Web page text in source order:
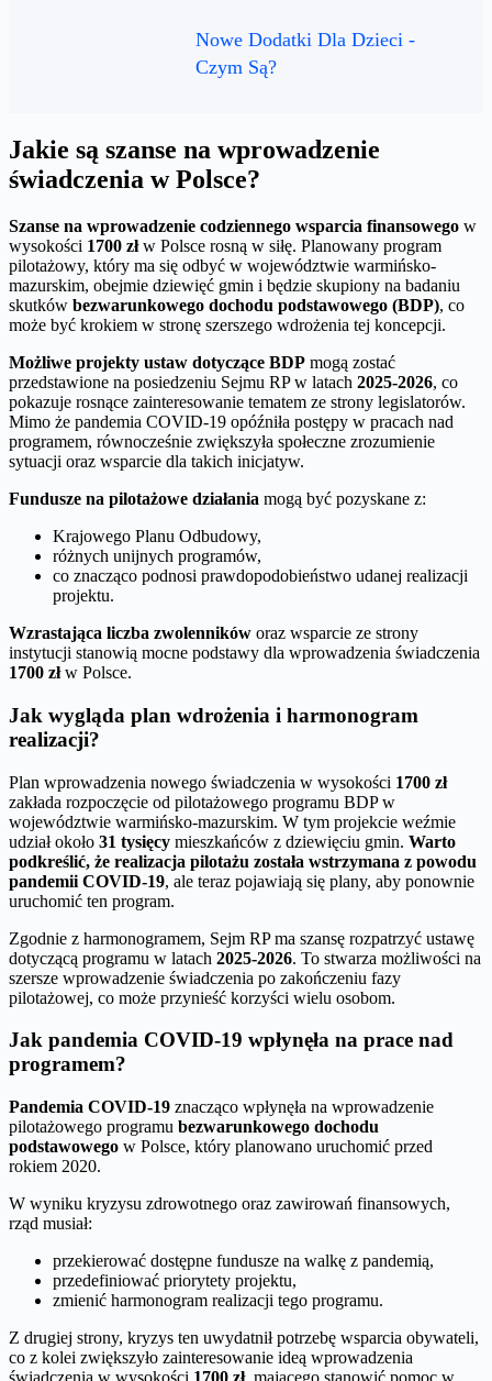
Nowe Dodatki Dla Dzieci -
Czym Są?
Jakie są szanse na wprowadzenie
świadczenia w Polsce?
Szanse na wprowadzenie codziennego wsparcia finansowego w
wysokości 1700 złw Polsce rosną w siłę. Planowany program
pilotażowy, który ma się odbyć w województwie warmińsko-
mazurskim, obejmie dziewięć gmin i będzie skupiony na badaniu
skutków bezwarunkowego dochodu podstawowego (BDP), co
może być krokiem w stronę szerszego wdrożenia tej koncepcji.
Możliwe projekty ustaw dotyczące BDP mogą zostać
przedstawione na posiedzeniu Sejmu RP w latach 2025-2026, co
pokazuje rosnące zainteresowanie tematem ze strony legislatorów.
Mimo że pandemia COVID-19 opóźniła postępy w pracach nad
programem, równocześnie zwiększyła społeczne zrozumienie
sytuacji oraz wsparcie dla takich inicjatyw.
Fundusze na pilotażowe działania mogą być pozyskane z:
Krajowego Planu Odbudowy,
różnych unijnych programów,
co znacząco podnosi prawdopodobieństwo udanej realizacji
projektu.
Wzrastająca liczba zwolenników oraz wsparcie ze strony
instytucji stanowią mocne podstawy dla wprowadzenia świadczenia
1700 złw Polsce.
Jak wygląda plan wdrożenia i harmonogram
realizacji?
Plan wprowadzenia nowego świadczenia w wysokości 1700 zł
zakłada rozpoczęcie od pilotażowego programu BDP w
województwie warmińsko-mazurskim. W tym projekcie weźmie
udział około 31 tysięcy mieszkańców z dziewięciu gmin. Warto
podkreślić, że realizacja pilotażu została wstrzymana z powodu
pandemii COVID-19, ale teraz pojawiają się plany, aby ponownie
uruchomić ten program.
Zgodnie z harmonogramem, Sejm RP ma szansę rozpatrzyć ustawę
dotyczącą programu w latach 2025-2026. To stwarza możliwości na
szersze wprowadzenie świadczenia po zakończeniu fazy
pilotażowej, co może przynieść korzyści wielu osobom.
Jak pandemia COVID-19 wpłynęła na prace nad
programem?
Pandemia COVID-19 znacząco wpłynęła na wprowadzenie
pilotażowego programu bezwarunkowego dochodu
podstawowego w Polsce, który planowano uruchomić przed
rokiem 2020.
W wyniku kryzysu zdrowotnego oraz zawirowań finansowych,
rząd musiał:
przekierować dostępne fundusze na walkę z pandemią,
przedefiniować priorytety projektu,
zmienić harmonogram realizacji tego programu.
Z drugiej strony, kryzys ten uwydatnił potrzebę wsparcia obywateli,
co z kolei zwiększyło zainteresowanie ideą wprowadzenia
świadczenia w wysokości 1700 zł, mającego stanowić pomoc w